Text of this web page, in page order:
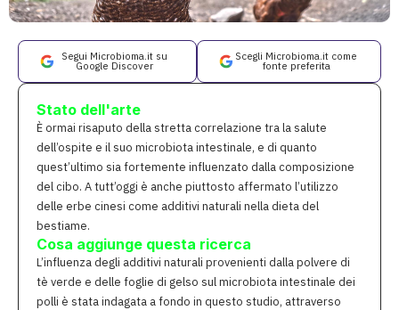
Segui Microbioma.it su
Google Discover
Scegli Microbioma.it come
fonte preferita
Stato dell'arte
È ormai risaputo della stretta correlazione tra la salute
dell’ospite e il suo microbiota intestinale, e di quanto
quest’ultimo sia fortemente influenzato dalla composizione
del cibo. A tutt’oggi è anche piuttosto affermato l’utilizzo
delle erbe cinesi come additivi naturali nella dieta del
bestiame.
Cosa aggiunge questa ricerca
L’influenza degli additivi naturali provenienti dalla polvere di
tè verde e delle foglie di gelso sul microbiota intestinale dei
polli è stata indagata a fondo in questo studio, attraverso